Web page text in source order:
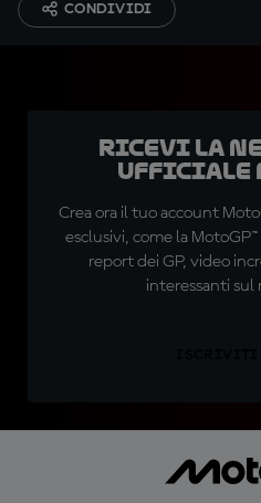
CONDIVIDI
Ricevi la
ufficiale
Crea ora il tuo account
esclusivi, come la
report dei GP, video
interessanti sul